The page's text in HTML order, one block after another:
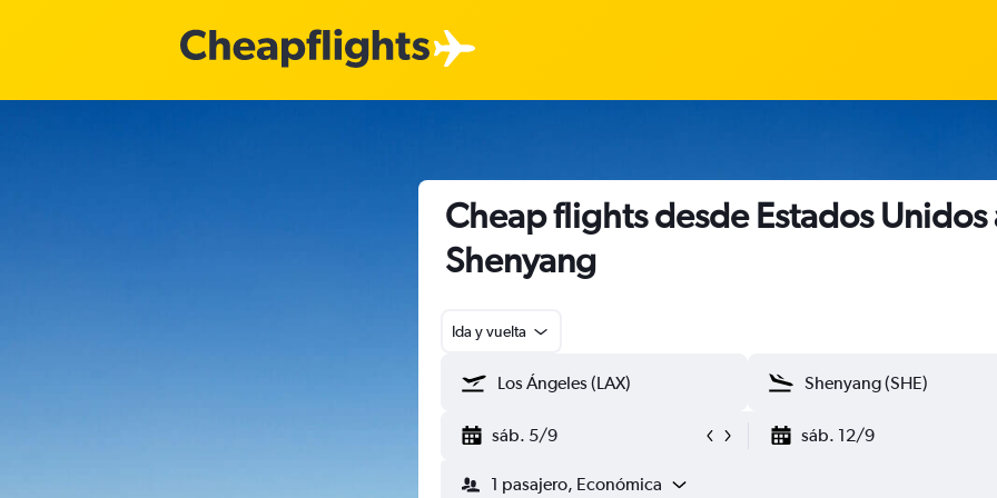
Cheap flights desde Estados Unidos
Shenyang
Ida y vuelta
sáb. 5/9 sáb. 12/9
1 pasajero, Económica